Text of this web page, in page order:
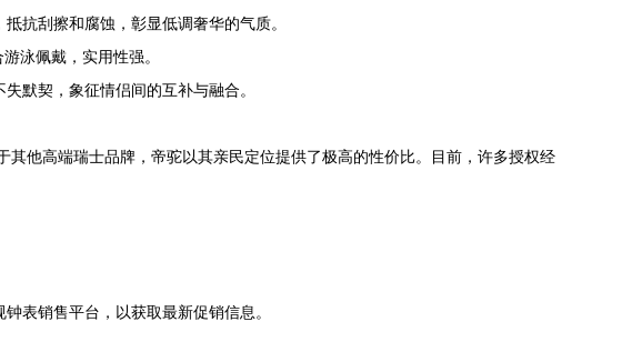
抗刮擦和腐蚀，彰显低调奢华的气质。
泳佩戴，实用性强。
默契，象征情侣间的互补与融合。
他高端瑞士品牌，帝驼以其亲民定位提供了极高的性价比。目前，许多授权经
表销售平台，以获取最新促销信息。